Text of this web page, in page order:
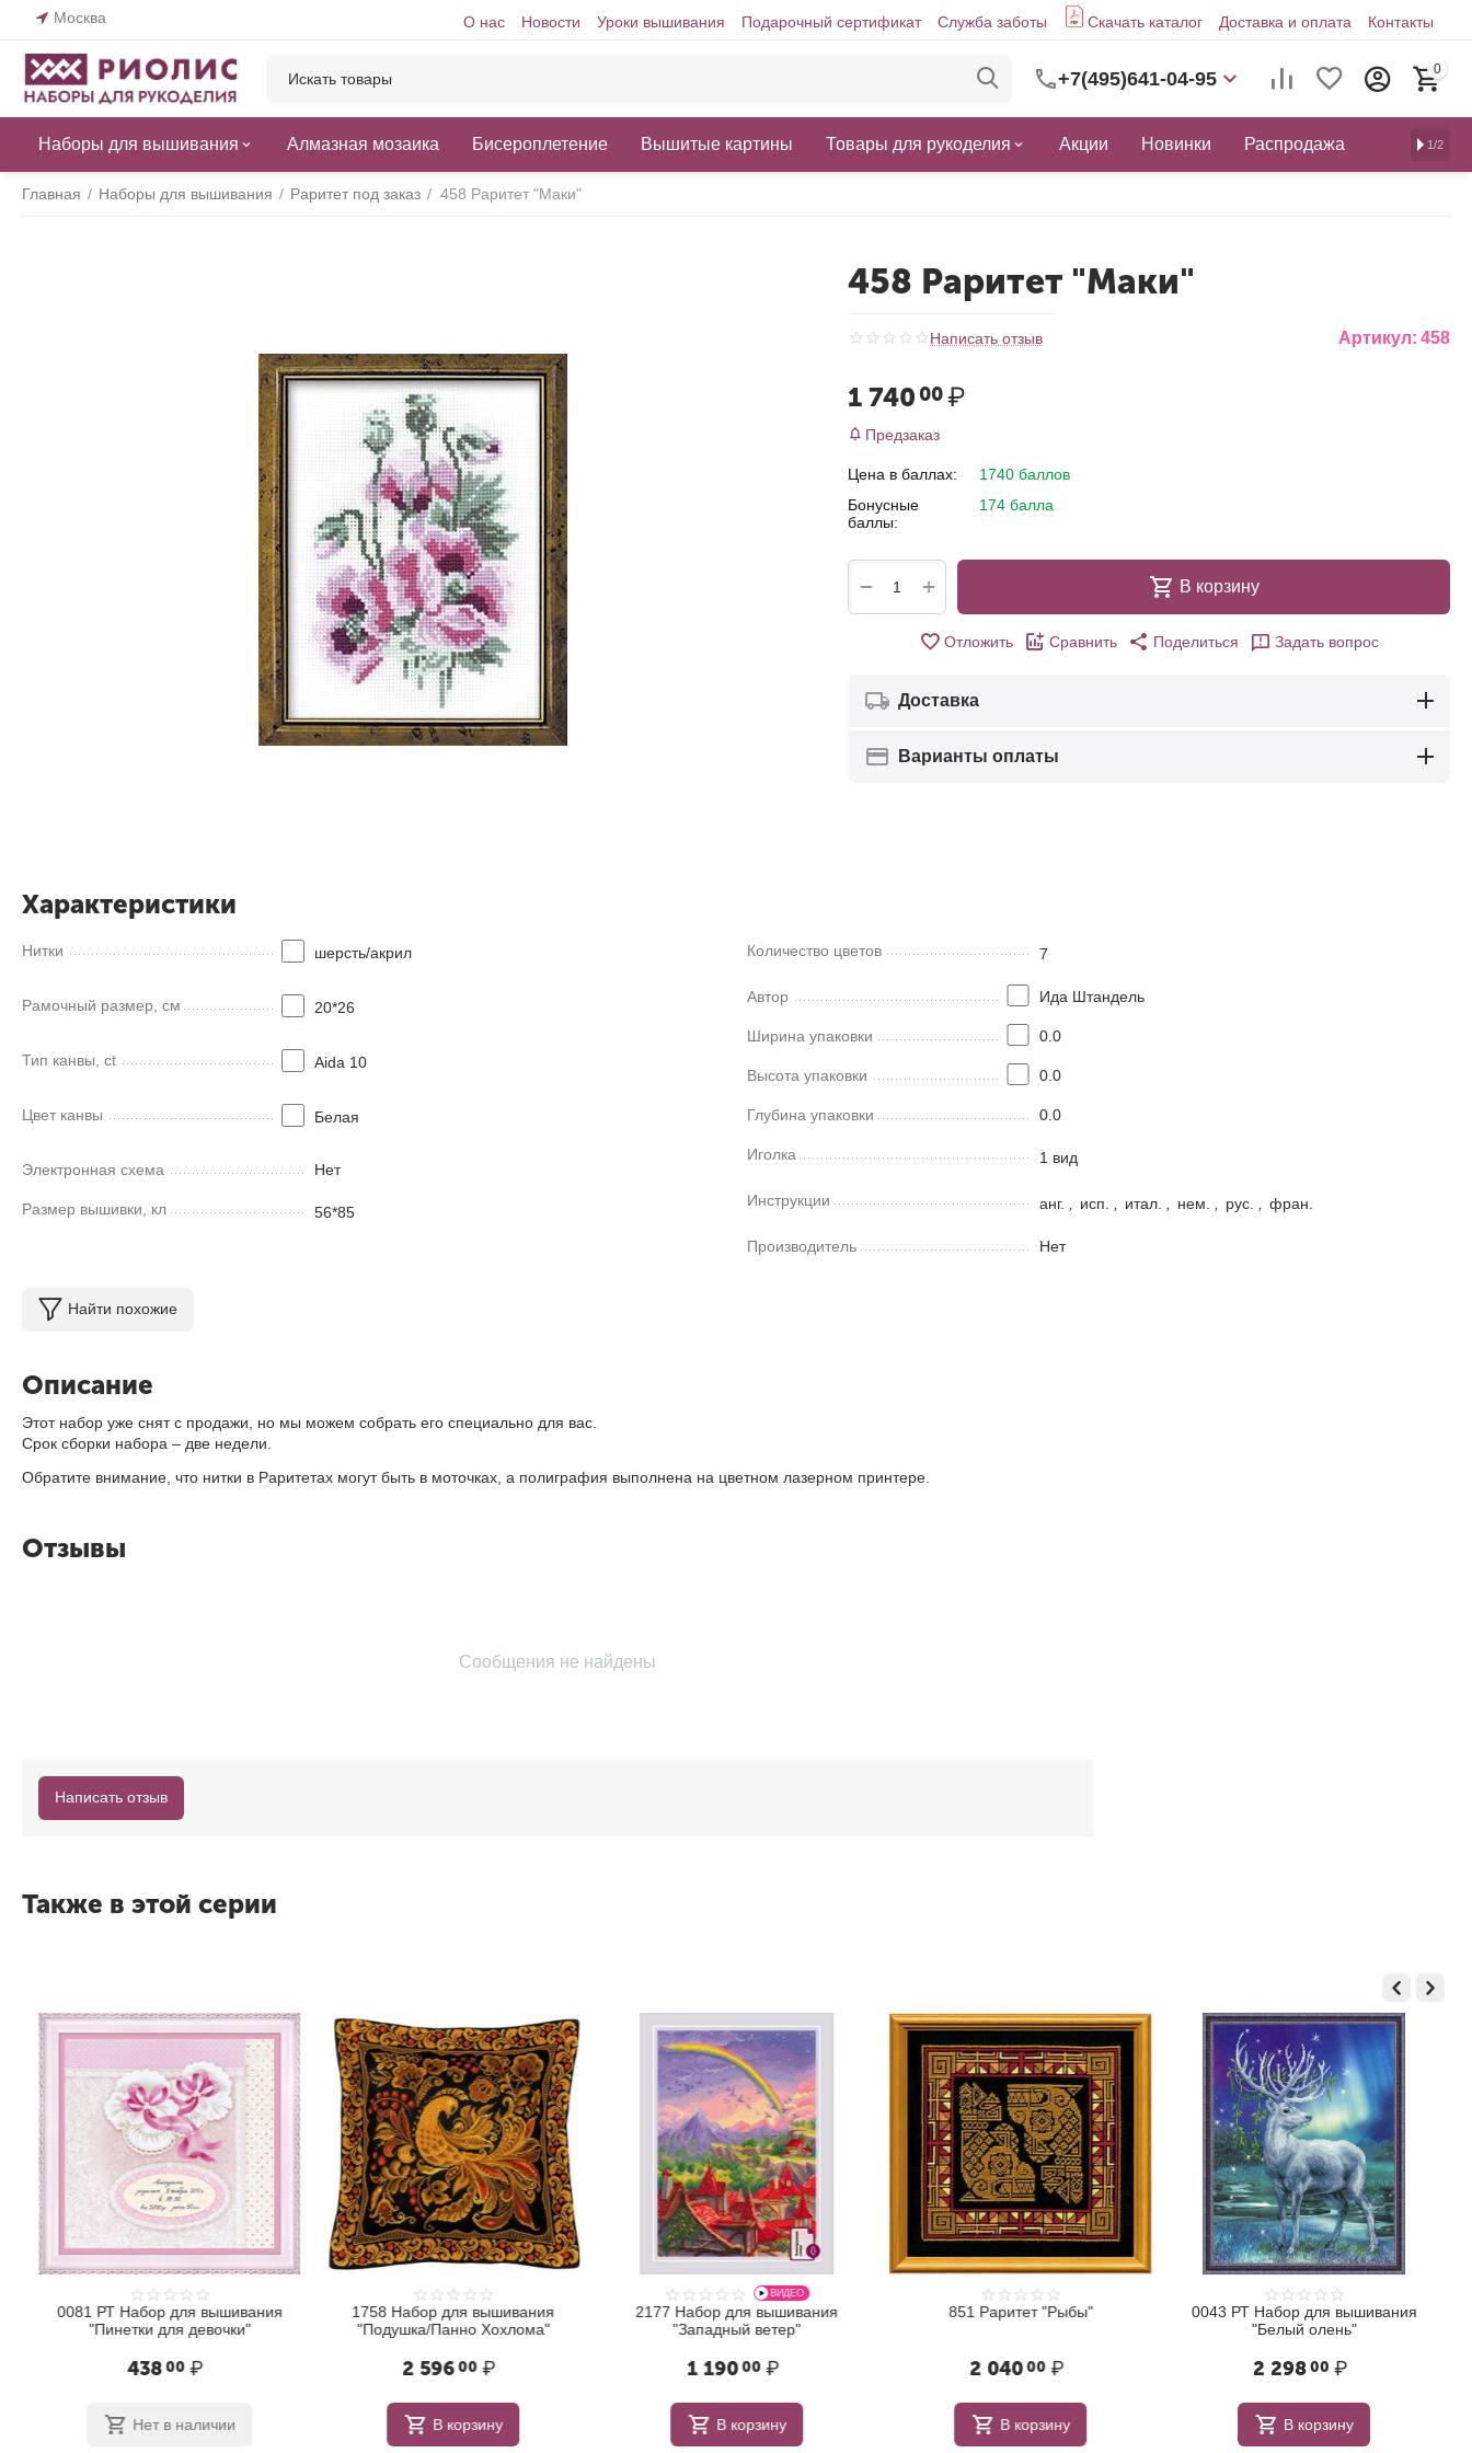
Москва О нас Новости Уроки вышивания Подарочный сертификат Служба заботы Скачать каталог Доставка и оплата Контакты
+7(495)641-04-95 0
Наборы для вышивания Алмазная мозаика Бисероплетение Вышитые картины Товары для рукоделия Акции Новинки Распродажа 1/2
Главная / Наборы для вышивания / Раритет под заказ / 458 Раритет "Маки"
458 Раритет "Маки"
Написать отзыв Артикул: 458
1 740 00₽
Предзаказ
Цена в баллах:
1740 баллов
Бонусные
баллы:
174 балла
+
− В корзину
Отложить Сравнить Поделиться Задать вопрос
Доставка
Варианты оплаты
Характеристики
Нитки шерсть/акрил
Рамочный размер, см 20*26
Тип канвы, ct Aida 10
Цвет канвы Белая
Электронная схема Нет
Размер вышивки, кл 56*85
Количество цветов 7
Автор Ида Штандель
Ширина упаковки 0.0
Высота упаковки 0.0
Глубина упаковки 0.0
Иголка 1 вид
Инструкции анг. исп. итал. нем. рус. фран.
Производитель Нет
Найти похожие
Описание
Этот набор уже снят с продажи, но мы можем собрать его специально для вас.
Срок сборки набора – две недели.
Обратите внимание, что нитки в Раритетах могут быть в моточках, а полиграфия выполнена на цветном лазерном принтере.
Отзывы
Сообщения не найдены
Написать отзыв
Также в этой серии
0081 РТ Набор для вышивания
"Пинетки для девочки"
43800 ₽
Нет в наличии
1758 Набор для вышивания
"Подушка/Панно Хохлома"
2 59600 ₽
В корзину
ВИДЕО
2177 Набор для вышивания
"Западный ветер"
1 190 00 ₽
В корзину
851 Раритет "Рыбы"
2 040 00 ₽
В корзину
0043 РТ Набор для вышивания
"Белый олень"
2 298 00 ₽
В корзину